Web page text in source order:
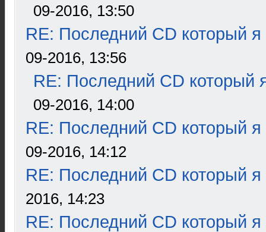
09-2016, 13:50
RE: Последний CD который я
09-2016, 13:56
RE: Последний CD который
09-2016, 14:00
RE: Последний CD который я
09-2016, 14:12
RE: Последний CD который я
2016, 14:23
RE: Последний CD который я